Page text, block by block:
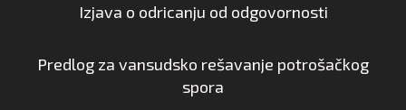
Izjava o odricanju od odgovornosti
Predlog za vansudsko rešavanje potrošačkog
spora